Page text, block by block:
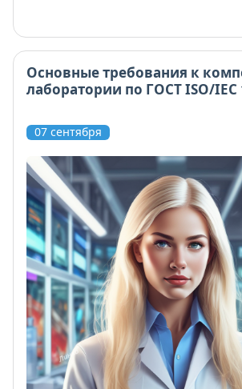
Основные требования к
лаборатории по ГОСТ ISO/IEC
07 сентября